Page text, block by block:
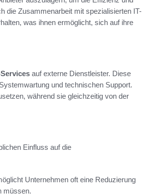
die Zusammenarbeit mit spezialisierten IT-
was ihnen ermöglicht, sich auf ihre
Services auf externe Dienstleister. Diese
und technischen Support.
während sie gleichzeitig von der
Einfluss auf die
Unternehmen oft eine Reduzierung
müssen.